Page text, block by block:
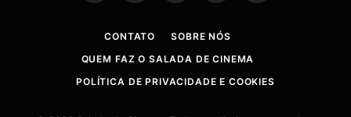
CONTATO
SOBRE NÓS
QUEM FAZ O SALADA DE CINEMA
POLÍTICA DE PRIVACIDADE E COOKIES